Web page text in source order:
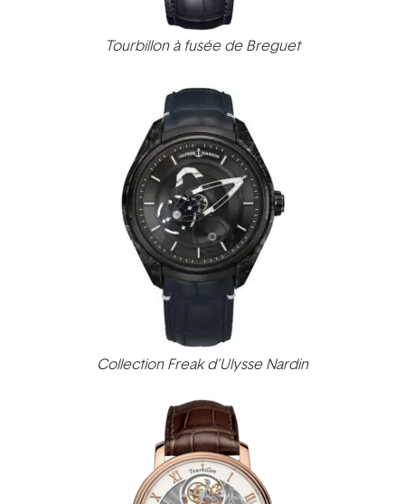
Tourbillon à fusée de Breguet
Collection Freak d’Ulysse Nardin